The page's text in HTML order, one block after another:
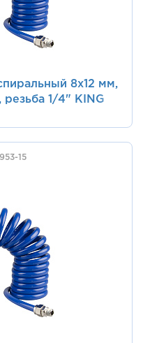
8х12 мм,
1/4" KING
15